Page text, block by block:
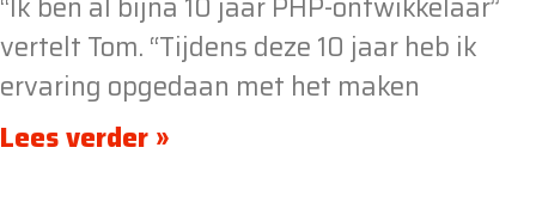
vertelt Tom. “Tijdens deze 10 jaar heb ik
ervaring opgedaan met het maken
Lees verder »